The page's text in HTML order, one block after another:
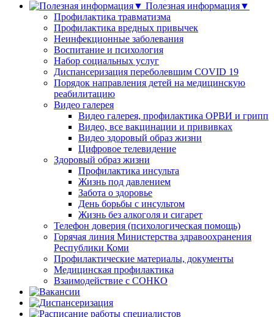
Полезная информация▼
Профилактика травматизма
Профилактика вредных привычек
Неинфекционные заболевания
Воспитание и психология
Набор социальных услуг
Диспансеризация переболевшим COVID 19
Порядок направления детей на медицинскую
реабилитацию
Видео галерея
Видео галерея, профилактика ОРВИ и грипп
Видео, все вакцинации и прививках
Видео здоровый образ жизни
Цифровое телевидение
Здоровый образ жизни
Профилактика инсульта
Жизнь под давлением
Забота о здоровье
День борьбы с инсультом
Жизнь без алкоголя и сигарет
Телефон доверия (психологическая помощь)
Горячая линия Министерства здравоохранения
Республики Коми
Профилактические материалы, документы
Медицинская профилактика
Взаимодействие с СОНКО